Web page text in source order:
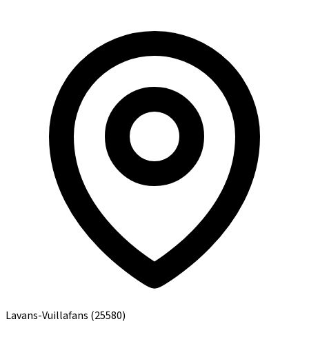
Lavans-Vuillafans (25580)